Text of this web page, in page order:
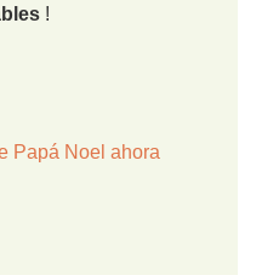
!
Papá Noel ahora